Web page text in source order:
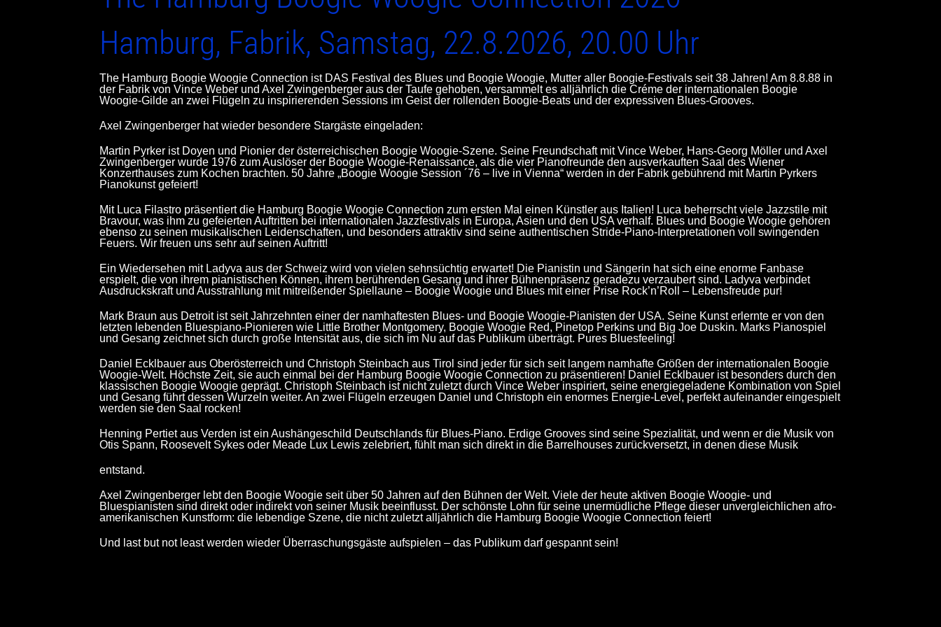
Hamburg, Fabrik, Samstag, 22.8.2026, 20.00 Uhr
The Hamburg Boogie Woogie Connection ist DAS Festival des Blues und Boogie Woogie, Mutter aller Boogie-Festivals seit 38 Jahren! Am 8.8.88 in
der Fabrik von Vince Weber und Axel Zwingenberger aus der Taufe gehoben, versammelt es alljährlich die Créme der internationalen Boogie
Woogie-Gilde an zwei Flügeln zu inspirierenden Sessions im Geist der rollenden Boogie-Beats und der expressiven Blues-Grooves.
Axel Zwingenberger hat wieder besondere Stargäste eingeladen:
Martin Pyrker ist Doyen und Pionier der österreichischen Boogie Woogie-Szene. Seine Freundschaft mit Vince Weber, Hans-Georg Möller und Axel
Zwingenberger wurde 1976 zum Auslöser der Boogie Woogie-Renaissance, als die vier Pianofreunde den ausverkauften Saal des Wiener
Konzerthauses zum Kochen brachten. 50 Jahre „Boogie Woogie Session ´76 – live in Vienna“ werden in der Fabrik gebührend mit Martin Pyrkers
Pianokunst gefeiert!
Mit Luca Filastro präsentiert die Hamburg Boogie Woogie Connection zum ersten Mal einen Künstler aus Italien! Luca beherrscht viele Jazzstile mit
Bravour, was ihm zu gefeierten Auftritten bei internationalen Jazzfestivals in Europa, Asien und den USA verhalf. Blues und Boogie Woogie gehören
ebenso zu seinen musikalischen Leidenschaften, und besonders attraktiv sind seine authentischen Stride-Piano-Interpretationen voll swingenden
Feuers. Wir freuen uns sehr auf seinen Auftritt!
Ein Wiedersehen mit Ladyva aus der Schweiz wird von vielen sehnsüchtig erwartet! Die Pianistin und Sängerin hat sich eine enorme Fanbase
erspielt, die von ihrem pianistischen Können, ihrem berührenden Gesang und ihrer Bühnenpräsenz geradezu verzaubert sind. Ladyva verbindet
Ausdruckskraft und Ausstrahlung mit mitreißender Spiellaune – Boogie Woogie und Blues mit einer Prise Rock’n’Roll – Lebensfreude pur!
Mark Braun aus Detroit ist seit Jahrzehnten einer der namhaftesten Blues- und Boogie Woogie-Pianisten der USA. Seine Kunst erlernte er von den
letzten lebenden Bluespiano-Pionieren wie Little Brother Montgomery, Boogie Woogie Red, Pinetop Perkins und Big Joe Duskin. Marks Pianospiel
und Gesang zeichnet sich durch große Intensität aus, die sich im Nu auf das Publikum überträgt. Pures Bluesfeeling!
Daniel Ecklbauer aus Oberösterreich und Christoph Steinbach aus Tirol sind jeder für sich seit langem namhafte Größen der internationalen Boogie
Woogie-Welt. Höchste Zeit, sie auch einmal bei der Hamburg Boogie Woogie Connection zu präsentieren! Daniel Ecklbauer ist besonders durch den
klassischen Boogie Woogie geprägt. Christoph Steinbach ist nicht zuletzt durch Vince Weber inspiriert, seine energiegeladene Kombination von Spiel
und Gesang führt dessen Wurzeln weiter. An zwei Flügeln erzeugen Daniel und Christoph ein enormes Energie-Level, perfekt aufeinander eingespielt
werden sie den Saal rocken!
Henning Pertiet aus Verden ist ein Aushängeschild Deutschlands für Blues-Piano. Erdige Grooves sind seine Spezialität, und wenn er die Musik von
Otis Spann, Roosevelt Sykes oder Meade Lux Lewis zelebriert, fühlt man sich direkt in die Barrelhouses zurückversetzt, in denen diese Musik
entstand.
Axel Zwingenberger lebt den Boogie Woogie seit über 50 Jahren auf den Bühnen der Welt. Viele der heute aktiven Boogie Woogie- und
Bluespianisten sind direkt oder indirekt von seiner Musik beeinflusst. Der schönste Lohn für seine unermüdliche Pflege dieser unvergleichlichen afro-
amerikanischen Kunstform: die lebendige Szene, die nicht zuletzt alljährlich die Hamburg Boogie Woogie Connection feiert!
Und last but not least werden wieder Überraschungsgäste aufspielen – das Publikum darf gespannt sein!